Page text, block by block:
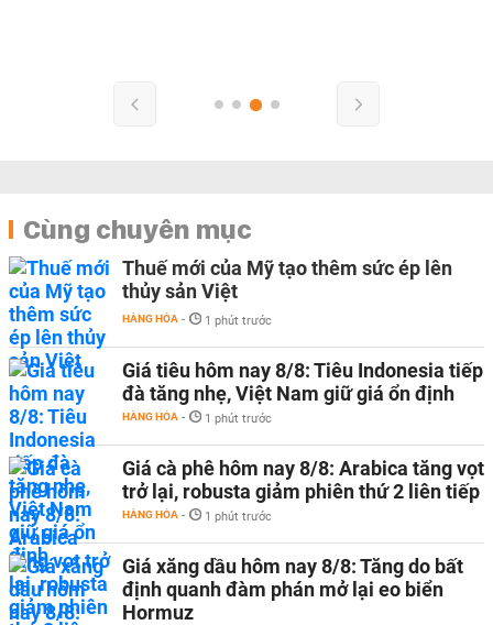
Cùng chuyên mục
Thuế mới của Mỹ tạo thêm sức ép lên
thủy sản Việt
HÀNG HÓA - 1 phút trước
Giá tiêu hôm nay 8/8: Tiêu Indonesia tiếp
đà tăng nhẹ, Việt Nam giữ giá ổn định
HÀNG HÓA - 1 phút trước
Giá cà phê hôm nay 8/8: Arabica tăng vọt
trở lại, robusta giảm phiên thứ 2 liên tiếp
HÀNG HÓA - 1 phút trước
Giá xăng dầu hôm nay 8/8: Tăng do bất
định quanh đàm phán mở lại eo biển
Hormuz